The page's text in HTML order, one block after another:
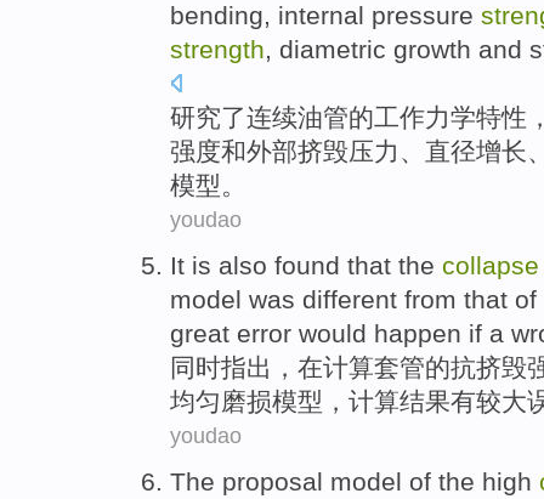
bending, internal pressure
strength, diametric growth and
研究了连续油管的工作力学特性
强度和外部挤毁压力、 直径增长
模型。
youdao
It is also found that the
model was different from that of
great error would happen if a
同时指出 ，在计算套管的抗挤毁
均匀磨损模型，计算结果有较大
youdao
The proposal model of the high